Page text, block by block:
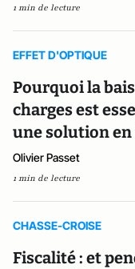
1 min de lecture
EFFET D'OPTIQUE
Pourquoi la
charges est
une solution
Olivier Passet
1 min de lecture
CHASSE-CROISE
Fiscalité : et